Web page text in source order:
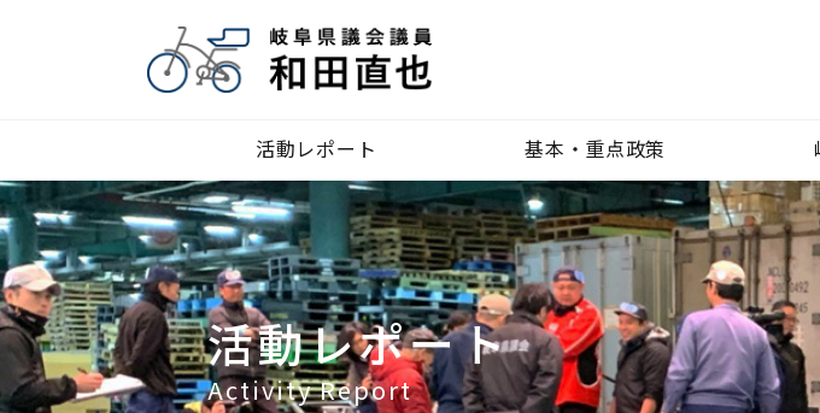
活動レポート 基本・重点政策
活動レポート
Activity Report